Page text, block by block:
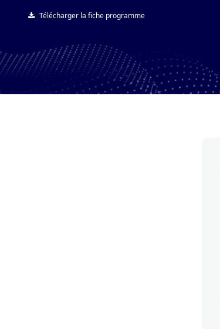
Télécharger la fiche programme